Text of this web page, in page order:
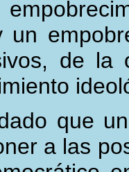
un
de la
que
a las